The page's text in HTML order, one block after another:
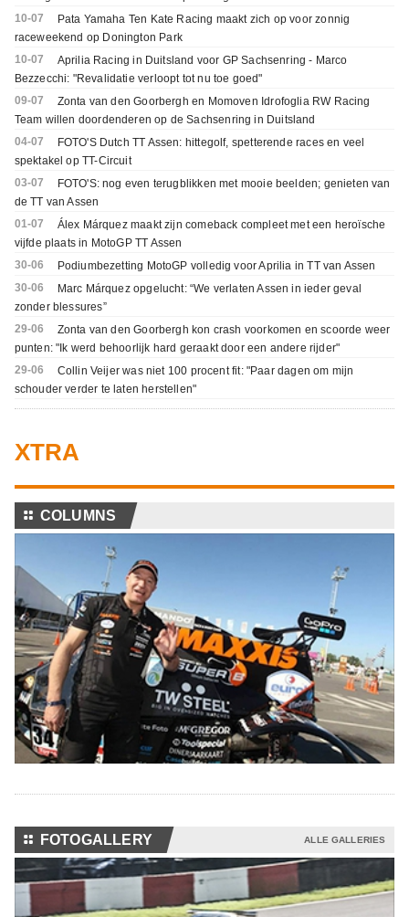
10-07
Pata Yamaha Ten Kate Racing maakt zich op voor zonnig
raceweekend op Donington Park
10-07
Aprilia Racing in Duitsland voor GP Sachsenring - Marco
Bezzecchi: "Revalidatie verloopt tot nu toe goed"
09-07
Zonta van den Goorbergh en Momoven Idrofoglia RW Racing
Team willen doordenderen op de Sachsenring in Duitsland
04-07
FOTO'S Dutch TT Assen: hittegolf, spetterende races en veel
spektakel op TT-Circuit
03-07
FOTO'S: nog even terugblikken met mooie beelden; genieten van
de TT van Assen
01-07
Álex Márquez maakt zijn comeback compleet met een heroïsche
vijfde plaats in MotoGP TT Assen
30-06
Podiumbezetting MotoGP volledig voor Aprilia in TT van Assen
30-06
Marc Márquez opgelucht: “We verlaten Assen in ieder geval
zonder blessures”
29-06
Zonta van den Goorbergh kon crash voorkomen en scoorde weer
punten: "Ik werd behoorlijk hard geraakt door een andere rijder"
29-06
Collin Veijer was niet 100 procent fit: "Paar dagen om mijn
schouder verder te laten herstellen"
XTRA
⚏ COLUMNS
⚏ FOTOGALLERY ALLE GALLERIES